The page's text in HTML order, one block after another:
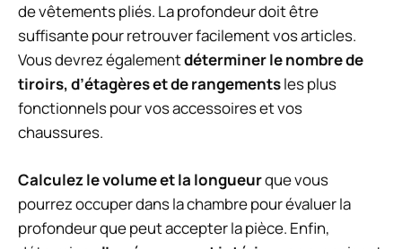
de vêtements pliés. La profondeur doit être
suffisante pour retrouver facilement vos articles.
Vous devrez égalementdéterminer le nombre de
tiroirs, d’étagères et de rangementsles plus
fonctionnels pour vos accessoires et vos
chaussures.
Calculez le volume et la longueurque vous
pourrez occuper dans la chambre pour évaluer la
profondeur que peut accepter la pièce. Enfin,